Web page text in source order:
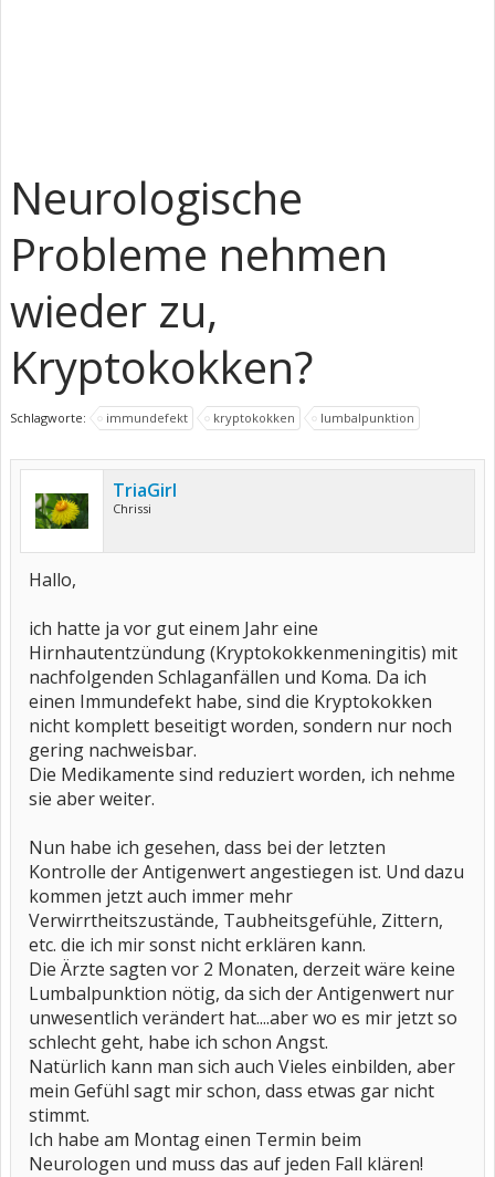
Neurologische
Probleme nehmen
wieder zu,
Kryptokokken?
Schlagworte: immundefekt kryptokokken lumbalpunktion
TriaGirl
Chrissi
Hallo,
ich hatte ja vor gut einem Jahr eine
Hirnhautentzündung (Kryptokokkenmeningitis) mit
nachfolgenden Schlaganfällen und Koma. Da ich
einen Immundefekt habe, sind die Kryptokokken
nicht komplett beseitigt worden, sondern nur noch
gering nachweisbar.
Die Medikamente sind reduziert worden, ich nehme
sie aber weiter.
Nun habe ich gesehen, dass bei der letzten
Kontrolle der Antigenwert angestiegen ist. Und dazu
kommen jetzt auch immer mehr
Verwirrtheitszustände, Taubheitsgefühle, Zittern,
etc. die ich mir sonst nicht erklären kann.
Die Ärzte sagten vor 2 Monaten, derzeit wäre keine
Lumbalpunktion nötig, da sich der Antigenwert nur
unwesentlich verändert hat....aber wo es mir jetzt so
schlecht geht, habe ich schon Angst.
Natürlich kann man sich auch Vieles einbilden, aber
mein Gefühl sagt mir schon, dass etwas gar nicht
stimmt.
Ich habe am Montag einen Termin beim
Neurologen und muss das auf jeden Fall klären!